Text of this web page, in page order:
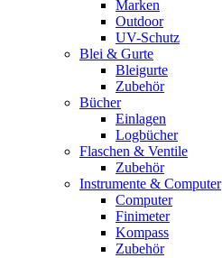
Marken
Outdoor
UV-Schutz
Blei & Gurte
Bleigurte
Zubehör
Bücher
Einlagen
Logbücher
Flaschen & Ventile
Zubehör
Instrumente & Computer
Computer
Finimeter
Kompass
Zubehör